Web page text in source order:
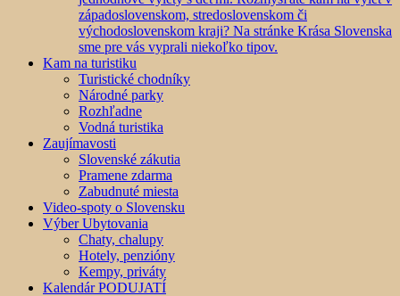
západoslovenskom, stredoslovenskom či
východoslovenskom kraji? Na stránke Krása Slovenska
sme pre vás vyprali niekoľko tipov.
Kam na turistiku
Turistické chodníky
Národné parky
Rozhľadne
Vodná turistika
Zaujímavosti
Slovenské zákutia
Pramene zdarma
Zabudnuté miesta
Video-spoty o Slovensku
Výber Ubytovania
Chaty, chalupy
Hotely, penzióny
Kempy, priváty
Kalendár PODUJATÍ